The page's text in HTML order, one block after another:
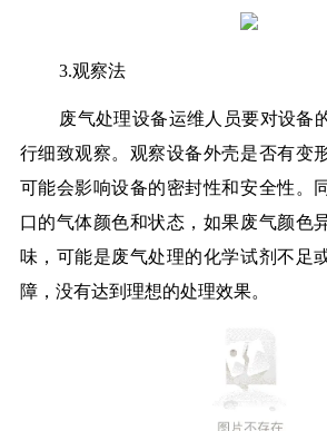
3.观察法
废气处理设备运维人员要对设备
行细致观察。观察设备外壳是否有变
可能会影响设备的密封性和安全性。
口的气体颜色和状态，如果废气颜色
味，可能是废气处理的化学试剂不足
障，没有达到理想的处理效果。